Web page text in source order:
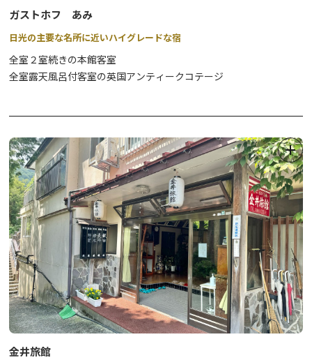
ガストホフ あみ
日光の主要な名所に近いハイグレードな宿
全室２室続きの本館客室
全室露天風呂付客室の英国アンティークコテージ
金井旅館